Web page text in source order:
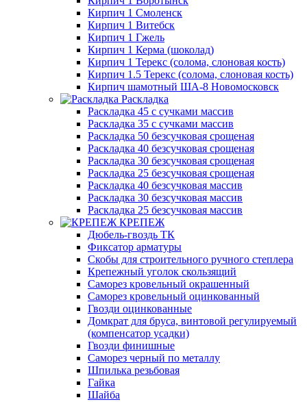
Кирпич 1 Смоленск
Кирпич 1 Витебск
Кирпич 1 Гжель
Кирпич 1 Керма (шоколад)
Кирпич 1 Терекс (солома, слоновая кость)
Кирпич 1.5 Терекс (солома, слоновая кость)
Кирпич шамотный ША-8 Новомосковск
Раскладка
Раскладка 45 с сучками массив
Раскладка 35 с сучками массив
Раскладка 50 безсучковая срощеная
Раскладка 40 безсучковая срощеная
Раскладка 30 безсучковая срощеная
Раскладка 25 безсучковая срощеная
Раскладка 40 безсучковая массив
Раскладка 30 безсучковая массив
Раскладка 25 безсучковая массив
КРЕПЕЖ
Дюбель-гвоздь ТК
Фиксатор арматуры
Скобы для строительного ручного степлера
Крепежный уголок скользящий
Саморез кровельный окрашенный
Саморез кровельный оцинкованный
Гвозди оцинкованные
Домкрат для бруса, винтовой регулируемый
(компенсатор усадки)
Гвозди финишные
Саморез черный по металлу
Шпилька резьбовая
Гайка
Шайба